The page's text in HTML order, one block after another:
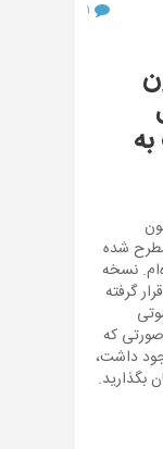
۱
شده
نسخه
گرفته
که
داشت،
بگذارید.